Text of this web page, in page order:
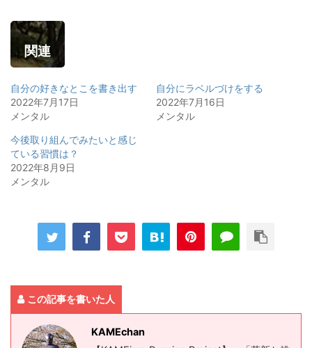
関連
自分の好きなとこを書き出す
2022年7月17日
メンタル
自分にラベルづけをする
2022年7月16日
メンタル
今後取り組んでみたいと感じ
ている習慣は？
2022年8月9日
メンタル
この記事を書いた人
KAMEchan